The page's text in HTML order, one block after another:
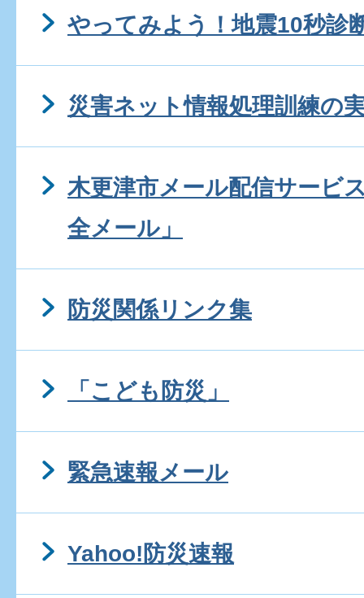
やってみよう！地震10秒診
災害ネット情報処理訓練の
木更津市メール配信サービ
全メール」
防災関係リンク集
「こども防災」
緊急速報メール
Yahoo!防災速報